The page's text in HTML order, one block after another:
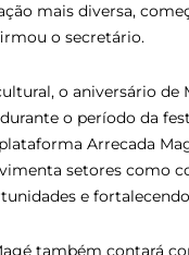
mais diversa,
o secretário.
o aniversário
o período da
Arrecada
setores como
e
também contará